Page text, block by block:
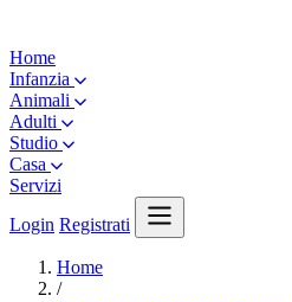
Home
Infanzia
Animali
Adulti
Studio
Casa
Servizi
Login Registrati
Home
/